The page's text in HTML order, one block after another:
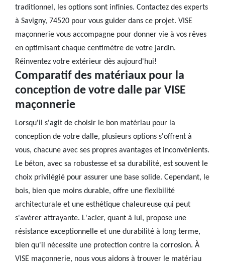
traditionnel, les options sont infinies. Contactez des experts
à Savigny, 74520 pour vous guider dans ce projet. VISE
maçonnerie vous accompagne pour donner vie à vos rêves
en optimisant chaque centimètre de votre jardin.
Réinventez votre extérieur dès aujourd'hui!
Comparatif des matériaux pour la
conception de votre dalle par VISE
maçonnerie
Lorsqu'il s'agit de choisir le bon matériau pour la
conception de votre dalle, plusieurs options s'offrent à
vous, chacune avec ses propres avantages et inconvénients.
Le béton, avec sa robustesse et sa durabilité, est souvent le
choix privilégié pour assurer une base solide. Cependant, le
bois, bien que moins durable, offre une flexibilité
architecturale et une esthétique chaleureuse qui peut
s'avérer attrayante. L'acier, quant à lui, propose une
résistance exceptionnelle et une durabilité à long terme,
bien qu'il nécessite une protection contre la corrosion. À
VISE maçonnerie, nous vous aidons à trouver le matériau